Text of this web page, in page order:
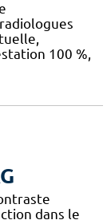
100 %,
dans le